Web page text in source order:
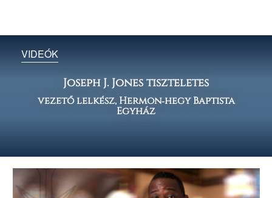
VIDEÓK
Joseph J. Jones tiszteletes
vezető lelkész, Hermon‑hegy Baptista
Egyház